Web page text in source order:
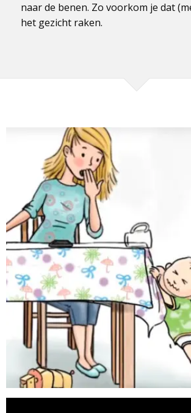
naar de benen. Zo voorkom je dat
het gezicht raken.